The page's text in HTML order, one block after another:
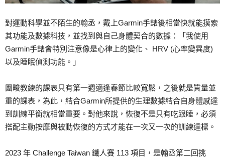
對運動科學並不陌生的翰丞，戴上Garmin手錶後相當快就能摸索
其功能及數據科技，並找到與自己身體契合的數據：「我使用
Garmin手錶會特別注意像是心律上的變化、 HRV (心率變異度)
以及睡眠偵測功能。」
團畯教練的課表只有第一週適逢春節比較寬鬆，之後就是質量並
重的課表，為此，結合Garmin所提供的生理數據結合自身體感達
到訓練平衡就相當重要。對他來說，恢復不是只有吃跟睡，必須
搭配主動按摩與被動恢復的方式才能在一次又一次的訓練達標。
2023 年 Challenge Taiwan 鐵人賽 113 項目，是翰丞第二回挑